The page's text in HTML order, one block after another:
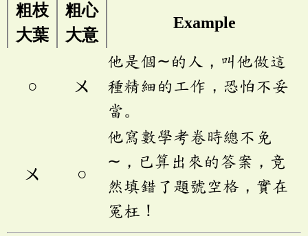
粗枝
大葉
粗心
大意
Example
○ ㄨ
他是個∼的人，叫他做這
種精細的工作，恐怕不妥
當。
ㄨ ○
他寫數學考卷時總不免
∼，已算出來的答案，竟
然填錯了題號空格，實在
冤枉！